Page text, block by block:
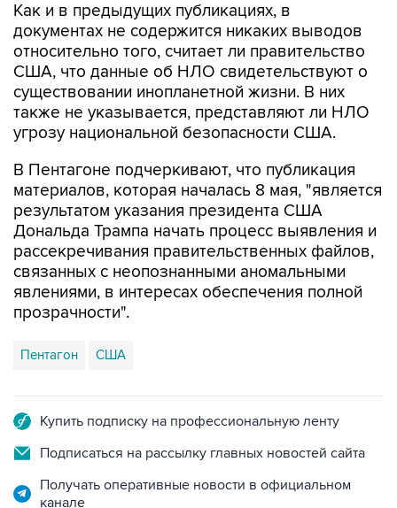
Как и в предыдущих публикациях, в
документах не содержится никаких выводов
относительно того, считает ли правительство
США, что данные об НЛО свидетельствуют о
существовании инопланетной жизни. В них
также не указывается, представляют ли НЛО
угрозу национальной безопасности США.
В Пентагоне подчеркивают, что публикация
материалов, которая началась 8 мая, "является
результатом указания президента США
Дональда Трампа начать процесс выявления и
рассекречивания правительственных файлов,
связанных с неопознанными аномальными
явлениями, в интересах обеспечения полной
прозрачности".
Пентагон США
Купить подписку на профессиональную ленту
Подписаться на рассылку главных новостей сайта
Получать оперативные новости в официальном
канале